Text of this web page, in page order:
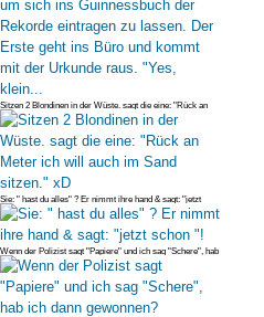
Sitzen 2 Blondinen in der Wüste. sagt die eine: "Rück an
Meter ich will
Sie: " hast du alles" ? Er nimmt ihre hand & sagt: "jetzt
schon "!
Wenn der Polizist sagt "Papiere" und ich sag "Schere", hab
ich dann gewo